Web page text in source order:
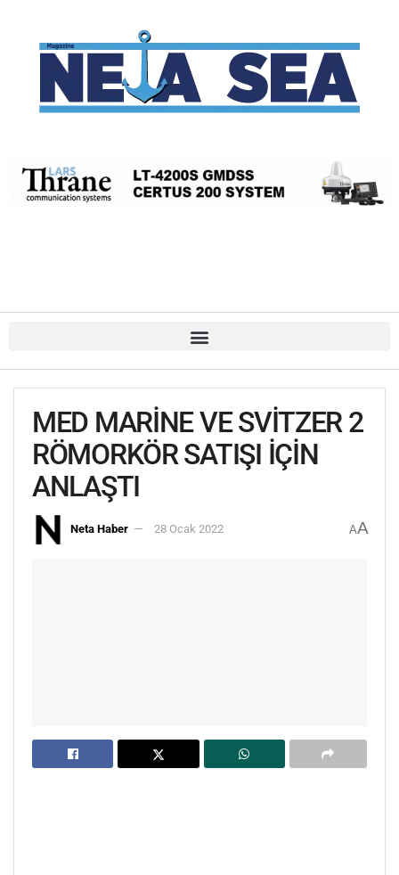
MED MARİNE VE SVİTZER 2
RÖMORKÖR SATIŞI İÇİN
ANLAŞTI
Neta Haber 28 Ocak 2022 AA